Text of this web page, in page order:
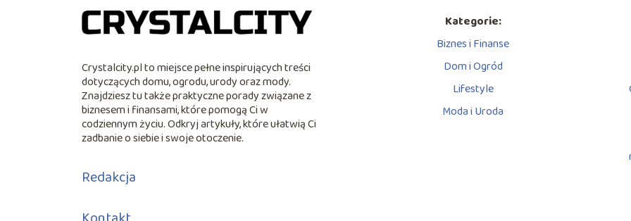
Crystalcity.pl to miejsce pełne inspirujących treści
dotyczących domu, ogrodu, urody oraz mody.
Znajdziesz tu także praktyczne porady związane z
biznesem i finansami, które pomogą Ci w
codziennym życiu. Odkryj artykuły, które ułatwią Ci
zadbanie o siebie i swoje otoczenie.
Redakcja
Kategorie:
Biznes i Finanse
Dom i Ogród
Lifestyle
Moda i Uroda